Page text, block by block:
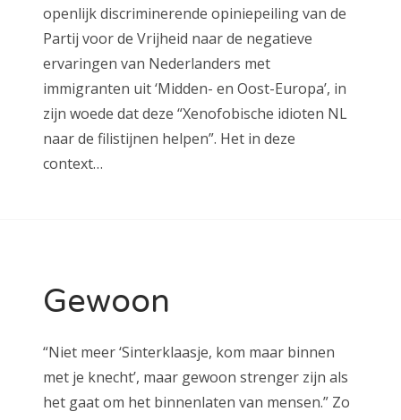
openlijk discriminerende opiniepeiling van de
Partij voor de Vrijheid naar de negatieve
ervaringen van Nederlanders met
immigranten uit ‘Midden- en Oost-Europa’, in
zijn woede dat deze “Xenofobische idioten NL
naar de filistijnen helpen”. Het in deze
context…
Gewoon
“Niet meer ‘Sinterklaasje, kom maar binnen
met je knecht’, maar gewoon strenger zijn als
het gaat om het binnenlaten van mensen.” Zo